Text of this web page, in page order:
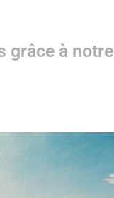
grâce à notre